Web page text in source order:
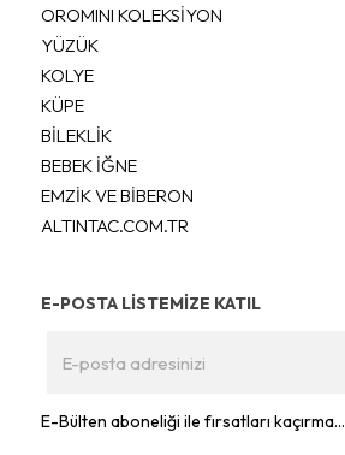
OROMINI KOLEKSİYON
YÜZÜK
KOLYE
KÜPE
BİLEKLİK
BEBEK İĞNE
EMZİK VE BİBERON
ALTINTAC.COM.TR
E-POSTA LİSTEMİZE KATIL
E-Bülten aboneliği ile fırsatları kaçırma...